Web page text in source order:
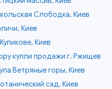
Слободка, Киев
Киев
Киев
купли продажи г. Ржищев
Ветряные горы, Киев
сад, Киев